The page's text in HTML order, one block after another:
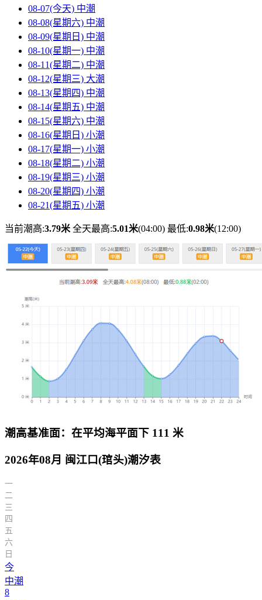
08-07(今天) 中潮
08-08(星期六) 中潮
08-09(星期日) 中潮
08-10(星期一) 中潮
08-11(星期二) 中潮
08-12(星期三) 大潮
08-13(星期四) 中潮
08-14(星期五) 中潮
08-15(星期六) 中潮
08-16(星期日) 小潮
08-17(星期一) 小潮
08-18(星期二) 小潮
08-19(星期三) 小潮
08-20(星期四) 小潮
08-21(星期五) 小潮
当前潮高:3.79米 全天最高:5.01米(04:00) 最低:0.98米(12:00)
潮高基准面：在平均海平面下 111 米
2026年08月 闽江口(琯头)潮汐表
一
二
三
四
五
六
日
今
中潮
8